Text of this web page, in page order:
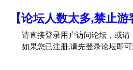
【论坛人数太多,禁止
请直接登录用户访问论坛，或请
如果您已注册,请先登录论坛即